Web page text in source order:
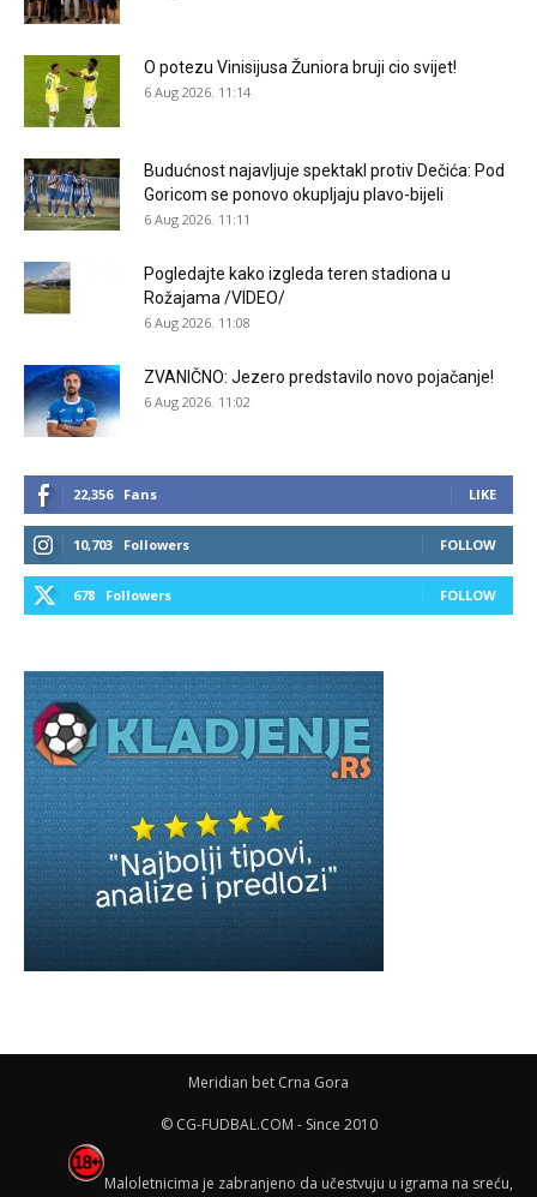
O potezu Vinisijusa Žuniora bruji cio svijet!
6 Aug 2026. 11:14
Budućnost najavljuje spektakl protiv Dečića: Pod
Goricom se ponovo okupljaju plavo-bijeli
6 Aug 2026. 11:11
Pogledajte kako izgleda teren stadiona u
Rožajama /VIDEO/
6 Aug 2026. 11:08
ZVANIČNO: Jezero predstavilo novo pojačanje!
6 Aug 2026. 11:02
22,356 Fans LIKE
10,703 Followers FOLLOW
678 Followers FOLLOW
Meridian bet Crna Gora
© CG-FUDBAL.COM - Since 2010
Maloletnicima je zabranjeno da učestvuju u igrama na sreću,